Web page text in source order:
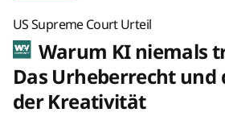
US Supreme Court Urteil
Warum KI niemals
Das Urheberrecht und
der Kreativität